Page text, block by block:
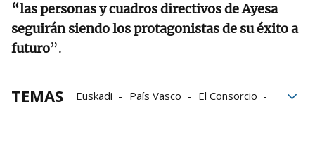
“las personas y cuadros directivos de Ayesa
seguirán siendo los protagonistas de su éxito a
futuro”.
TEMAS Euskadi País Vasco
El Consorcio